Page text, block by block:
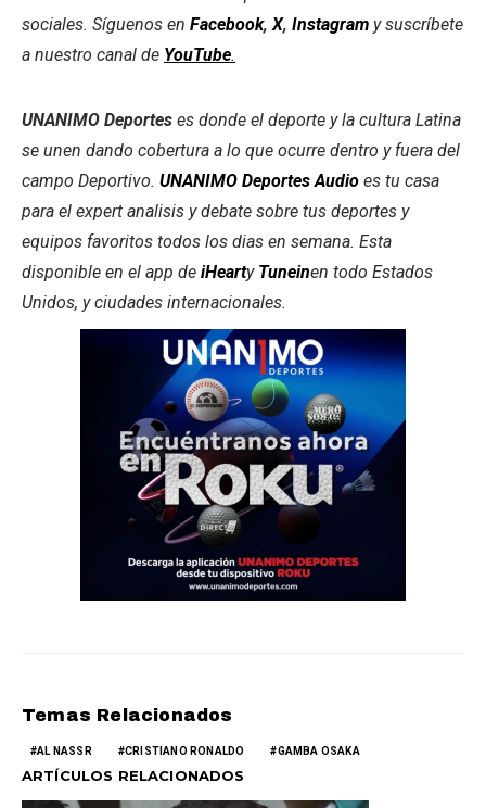
sociales. Síguenos en Facebook,X, Instagram y suscríbete
a nuestro canal de YouTube.
UNANIMO Deportes es donde el deporte y la cultura Latina
se unen dando cobertura a lo que ocurre dentro y fuera del
campo Deportivo. UNANIMO Deportes Audio es tu casa
para el expert analisis y debate sobre tus deportes y
equipos favoritos todos los dias en semana. Esta
disponible en el app de iHearty Tuneinen todo Estados
Unidos, y ciudades internacionales.
Temas Relacionados
AL NASSR CRISTIANO RONALDO GAMBA OSAKA
ARTÍCULOS RELACIONADOS